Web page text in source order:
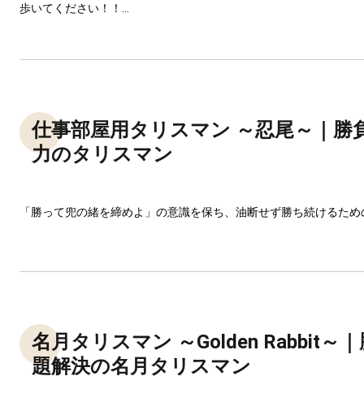
歩いてください！！...
仕事部屋用タリスマン ～忍尾～｜勝
力のタリスマン
「勝って兜の緒を締めよ」の意識を保ち、油断せず勝ち続けるた
名月タリスマン ～Golden Rabbit～
題解決の名月タリスマン